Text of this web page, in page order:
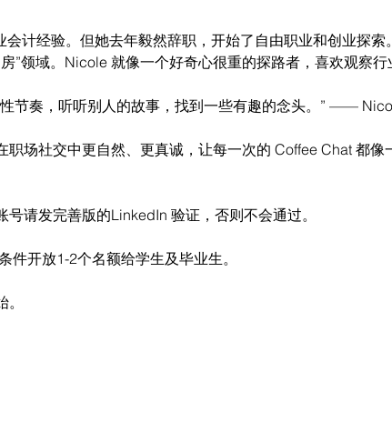
会计经验。但她去年毅然辞职，开始了自由职业和创业探
”领域。Nicole 就像一个好奇心很重的探路者，喜欢观察
节奏，听听别人的故事，找到一些有趣的念头。” ——
职场社交中更自然、更真诚，让每一次的 Coffee Chat 都像
请发完善版的LinkedIn 验证，否则不会通过。
件开放1-2个名额给学生及毕业生。